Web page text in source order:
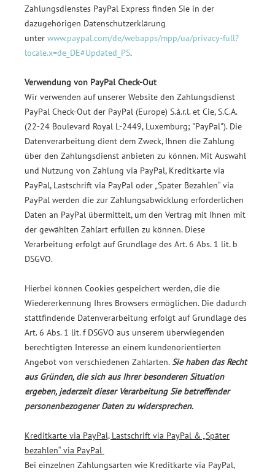
Zahlungsdienstes PayPal Express finden Sie in der
dazugehörigen Datenschutzerklärung
unter www.paypal.com/de/webapps/mpp/ua/privacy-full?
locale.x=de_DE#Updated_PS.
Verwendung von PayPal Check-Out
Wir verwenden auf unserer Website den Zahlungsdienst
PayPal Check-Out der PayPal (Europe) S.à.r.l. et Cie, S.C.A.
(22-24 Boulevard Royal L-2449, Luxemburg; "PayPal"). Die
Datenverarbeitung dient dem Zweck, Ihnen die Zahlung
über den Zahlungsdienst anbieten zu können. Mit Auswahl
und Nutzung von Zahlung via PayPal, Kreditkarte via
PayPal, Lastschrift via PayPal oder „Später Bezahlen“ via
PayPal werden die zur Zahlungsabwicklung erforderlichen
Daten an PayPal übermittelt, um den Vertrag mit Ihnen mit
der gewählten Zahlart erfüllen zu können. Diese
Verarbeitung erfolgt auf Grundlage des Art. 6 Abs. 1 lit. b
DSGVO.
Hierbei können Cookies gespeichert werden, die die
Wiedererkennung Ihres Browsers ermöglichen. Die dadurch
stattfindende Datenverarbeitung erfolgt auf Grundlage des
Art. 6 Abs. 1 lit. f DSGVO aus unserem überwiegenden
berechtigten Interesse an einem kundenorientierten
Angebot von verschiedenen Zahlarten.Sie haben das Recht
aus Gründen, die sich aus Ihrer besonderen Situation
ergeben, jederzeit dieser Verarbeitung Sie betreffender
personenbezogener Daten zu widersprechen.
Kreditkarte via PayPal, Lastschrift via PayPal & „Später
bezahlen“ via PayPal
Bei einzelnen Zahlungsarten wie Kreditkarte via PayPal,